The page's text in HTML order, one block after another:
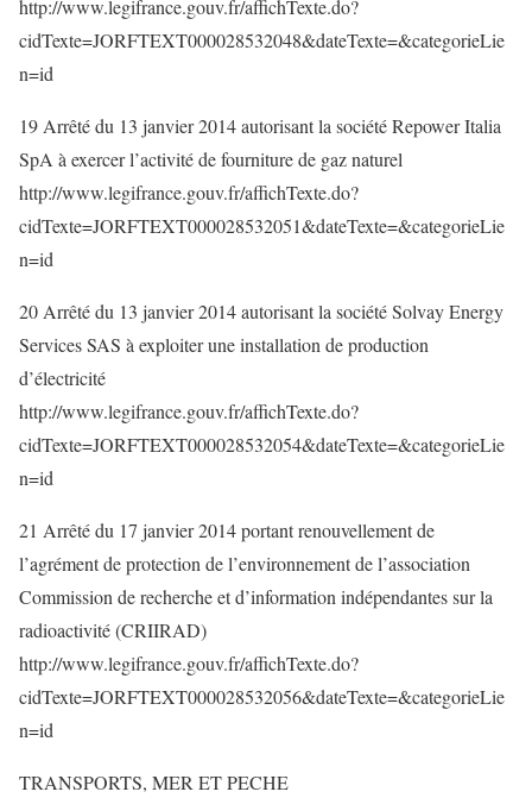
http://www.legifrance.gouv.fr/affichTexte.do?
cidTexte=JORFTEXT000028532048&dateTexte=&categorieLie
n=id
19 Arrêté du 13 janvier 2014 autorisant la société Repower Italia
SpA à exercer l’activité de fourniture de gaz naturel
http://www.legifrance.gouv.fr/affichTexte.do?
cidTexte=JORFTEXT000028532051&dateTexte=&categorieLie
n=id
20 Arrêté du 13 janvier 2014 autorisant la société Solvay Energy
Services SAS à exploiter une installation de production
d’électricité
http://www.legifrance.gouv.fr/affichTexte.do?
cidTexte=JORFTEXT000028532054&dateTexte=&categorieLie
n=id
21 Arrêté du 17 janvier 2014 portant renouvellement de
l’agrément de protection de l’environnement de l’association
Commission de recherche et d’information indépendantes sur la
radioactivité (CRIIRAD)
http://www.legifrance.gouv.fr/affichTexte.do?
cidTexte=JORFTEXT000028532056&dateTexte=&categorieLie
n=id
TRANSPORTS, MER ET PECHE